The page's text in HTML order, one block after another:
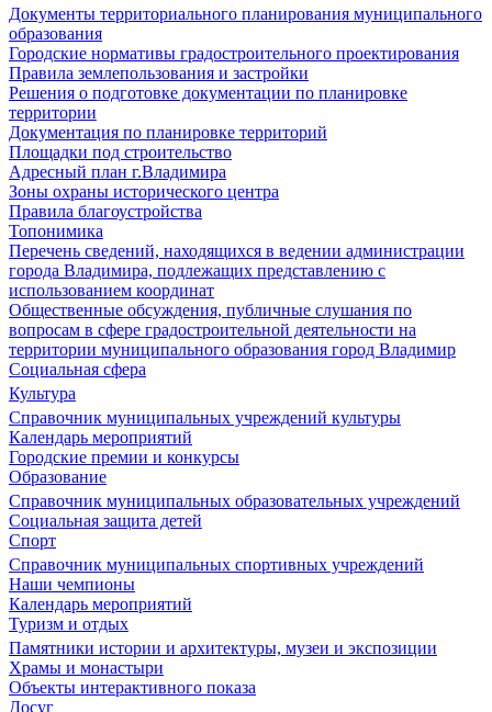
Документы территориального планирования муниципального
образования
Городские нормативы градостроительного проектирования
Правила землепользования и застройки
Решения о подготовке документации по планировке
территории
Документация по планировке территорий
Площадки под строительство
Адресный план г.Владимира
Зоны охраны исторического центра
Правила благоустройства
Топонимика
Перечень сведений, находящихся в ведении администрации
города Владимира, подлежащих представлению с
использованием координат
Общественные обсуждения, публичные слушания по
вопросам в сфере градостроительной деятельности на
территории муниципального образования город Владимир
Социальная сфера
Культура
Справочник муниципальных учреждений культуры
Календарь мероприятий
Городские премии и конкурсы
Образование
Справочник муниципальных образовательных учреждений
Социальная защита детей
Спорт
Справочник муниципальных спортивных учреждений
Наши чемпионы
Календарь мероприятий
Туризм и отдых
Памятники истории и архитектуры, музеи и экспозиции
Храмы и монастыри
Объекты интерактивного показа
Досуг